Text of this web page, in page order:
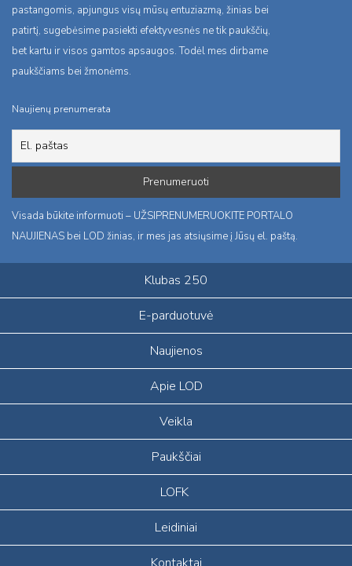
pastangomis, apjungus visų mūsų entuziazmą, žinias bei
patirtį, sugebėsime pasiekti efektyvesnės ne tik paukščių,
bet kartu ir visos gamtos apsaugos. Todėl mes dirbame
paukščiams bei žmonėms.
Naujienų prenumerata
Visada būkite informuoti – UŽSIPRENUMERUOKITE PORTALO
NAUJIENAS bei LOD žinias, ir mes jas atsiųsime į Jūsų el. paštą.
Klubas 250
E-parduotuvė
Naujienos
Apie LOD
Veikla
Paukščiai
LOFK
Leidiniai